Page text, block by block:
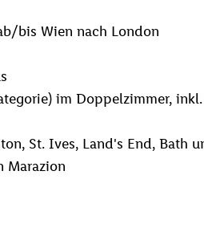
bis Wien nach London
im Doppelzimmer,
St. Ives, Land's End, Bath
Marazion